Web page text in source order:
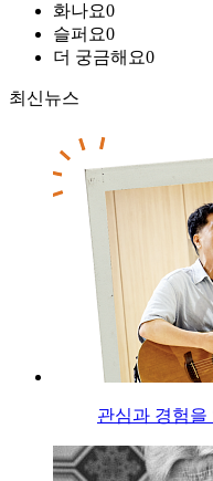
화나요0
슬퍼요0
더 궁금해요0
최신뉴스
관심과 경험을